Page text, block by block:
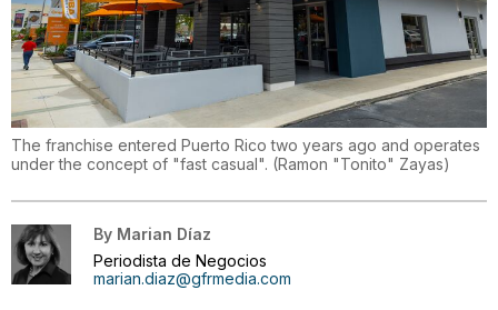
The franchise entered Puerto Rico two years ago and operates
under the concept of "fast casual". (Ramon "Tonito" Zayas)
By Marian Díaz
Periodista de Negocios
marian.diaz@gfrmedia.com